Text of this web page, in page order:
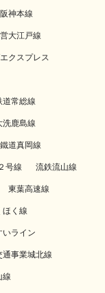
阪神本線
大江戸線
クスプレス
道常総線
洗鹿島線
道真岡線
号線 流鉄流山線
東葉高速線
ほく線
いライン
通事業城北線
線